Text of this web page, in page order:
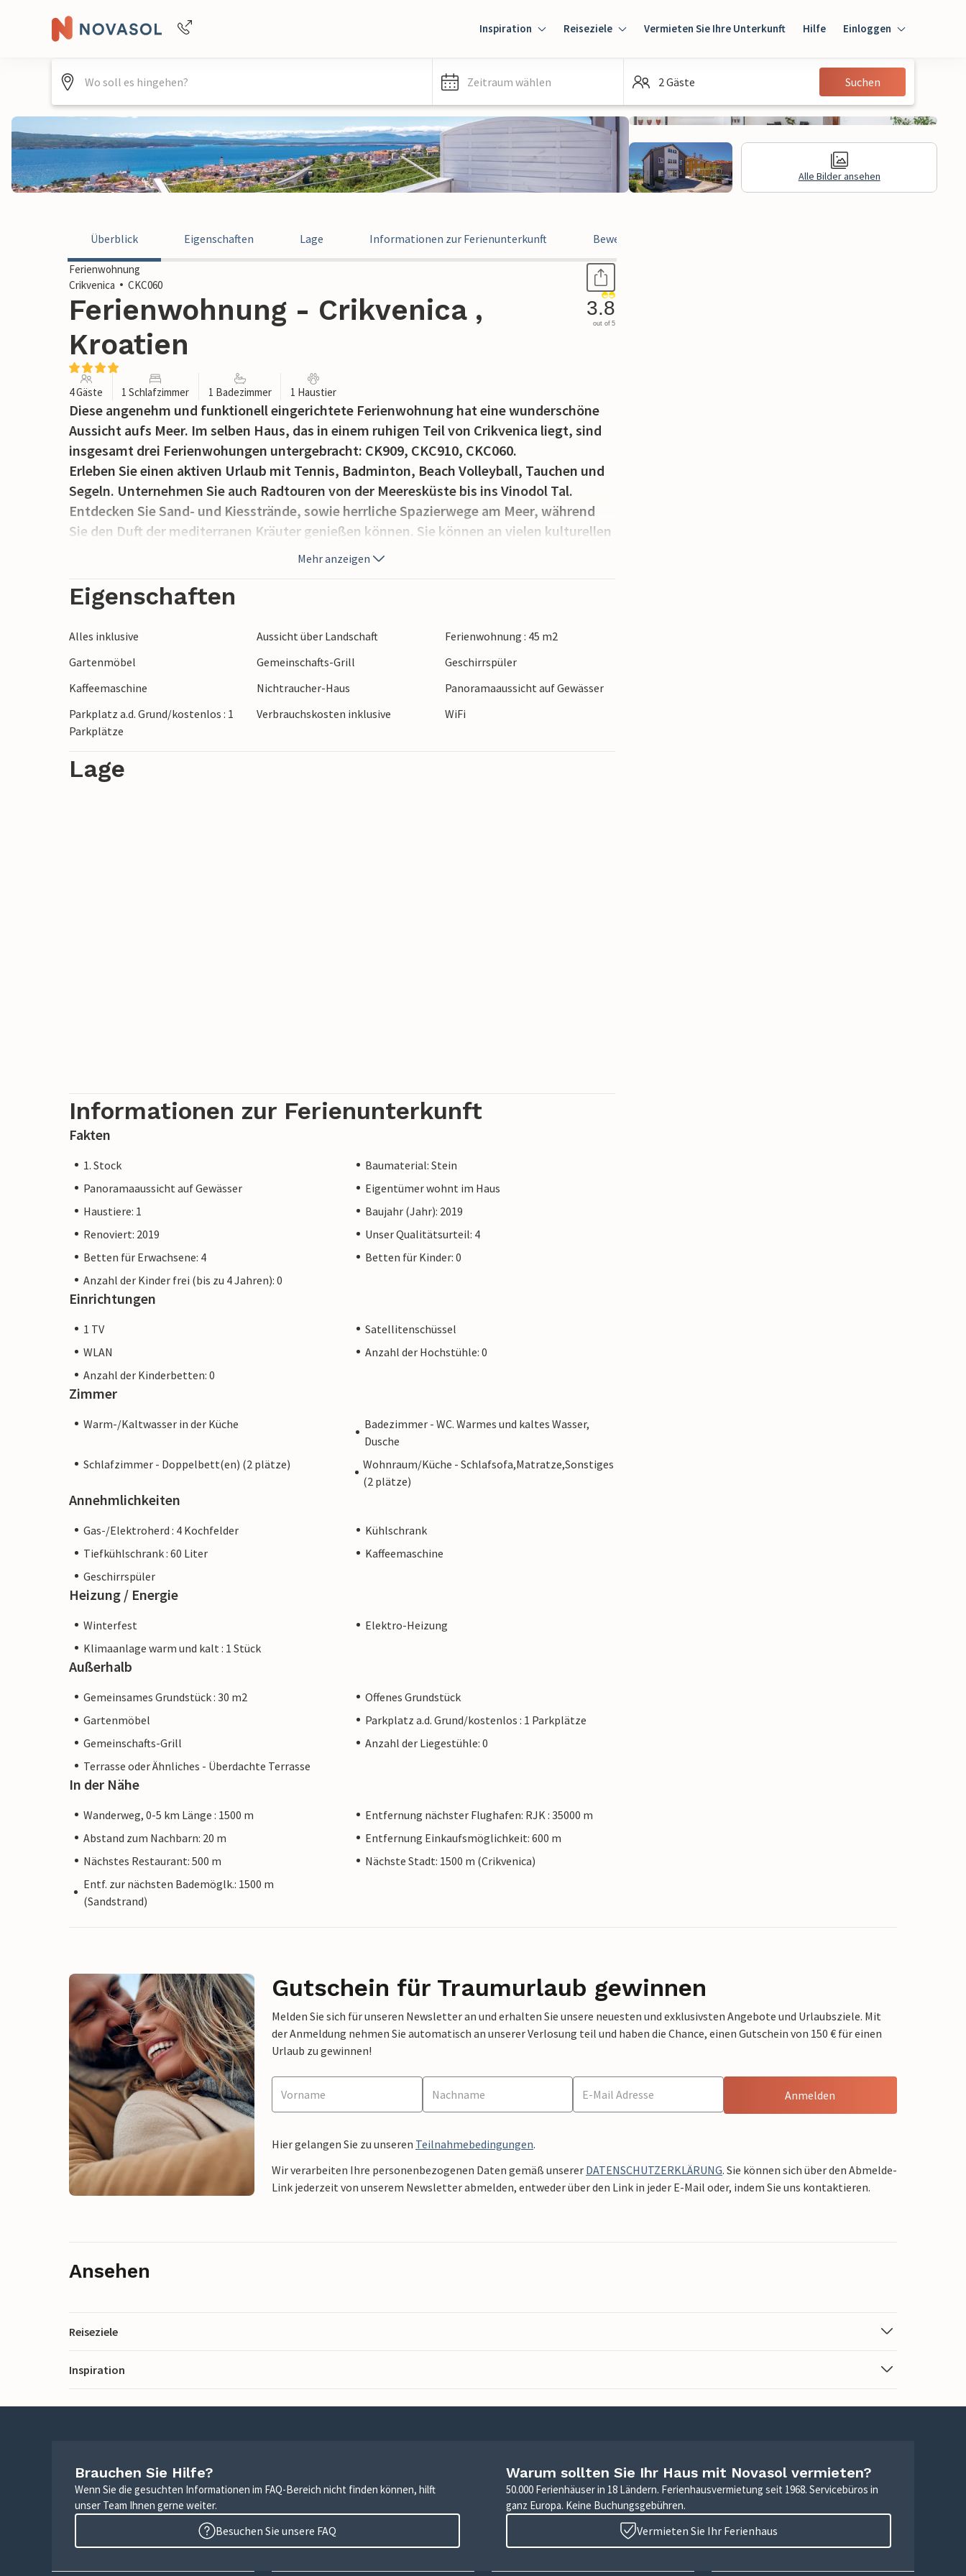
+4940688715475
Inspiration Reiseziele Vermieten Sie Ihre Unterkunft Hilfe Einloggen
Einloggen
Gast
Zeitraum wählen 2 Gäste Suchen
Alle Bilder ansehen
Überblick Eigenschaften Lage Informationen zur Ferienunterkunft Bewertungen
Ferienwohnung
Crikvenica
CKC060
Ferienwohnung - Crikvenica ,
Kroatien
3.8
out of 5
4 Gäste 1 Schlafzimmer 1 Badezimmer 1 Haustier
Diese angenehm und funktionell eingerichtete Ferienwohnung hat eine wunderschöne
Aussicht aufs Meer. Im selben Haus, das in einem ruhigen Teil von Crikvenica liegt, sind
insgesamt drei Ferienwohungen untergebracht: CK909, CKC910, CKC060.
Erleben Sie einen aktiven Urlaub mit Tennis, Badminton, Beach Volleyball, Tauchen und
Segeln. Unternehmen Sie auch Radtouren von der Meeresküste bis ins Vinodol Tal.
Entdecken Sie Sand- und Kiesstrände, sowie herrliche Spazierwege am Meer, während
Sie den Duft der mediterranen Kräuter genießen können. Sie können an vielen kulturellen
Veranstaltungen teilnehmen, die während des Sommers im Ort organisiert werden.
Besuchen Sie auch die Nationalparks Plitwitzer Seen und Risnjak, sowie die herrlichen
Inseln in der Kvarner Bucht.
Mehr anzeigen
Eigenschaften
Alles inklusive Aussicht über Landschaft
Ferienwohnung : 45 m2
Gartenmöbel
Gemeinschafts-Grill
Geschirrspüler
Kaffeemaschine
Nichtraucher-Haus
Panoramaaussicht auf Gewässer
Parkplatz a.d. Grund/kostenlos : 1
Parkplätze
Verbrauchskosten inklusive WiFi
Lage
Informationen zur Ferienunterkunft
Fakten
1. Stock
Baumaterial: Stein
Panoramaaussicht auf Gewässer
Eigentümer wohnt im Haus
Haustiere: 1
Baujahr (Jahr): 2019
Renoviert: 2019
Unser Qualitätsurteil: 4
Betten für Erwachsene: 4
Betten für Kinder: 0
Anzahl der Kinder frei (bis zu 4 Jahren): 0
Einrichtungen
1 TV
Satellitenschüssel
WLAN
Anzahl der Hochstühle: 0
Anzahl der Kinderbetten: 0
Zimmer
Warm-/Kaltwasser in der Küche
Badezimmer - WC. Warmes und kaltes Wasser,
Dusche
Schlafzimmer - Doppelbett(en) (2 plätze)
Wohnraum/Küche - Schlafsofa,Matratze,Sonstiges
(2 plätze)
Annehmlichkeiten
Gas-/Elektroherd : 4 Kochfelder
Kühlschrank
Tiefkühlschrank : 60 Liter
Kaffeemaschine
Geschirrspüler
Heizung / Energie
Winterfest
Elektro-Heizung
Klimaanlage warm und kalt : 1 Stück
Außerhalb
Gemeinsames Grundstück : 30 m2
Offenes Grundstück
Gartenmöbel
Parkplatz a.d. Grund/kostenlos : 1 Parkplätze
Gemeinschafts-Grill
Anzahl der Liegestühle: 0
Terrasse oder Ähnliches - Überdachte Terrasse
In der Nähe
Wanderweg, 0-5 km Länge : 1500 m
Entfernung nächster Flughafen: RJK : 35000 m
Abstand zum Nachbarn: 20 m
Entfernung Einkaufsmöglichkeit: 600 m
Nächstes Restaurant: 500 m
Nächste Stadt: 1500 m (Crikvenica)
Entf. zur nächsten Bademöglk.: 1500 m
(Sandstrand)
Gutschein für Traumurlaub gewinnen
Melden Sie sich für unseren Newsletter an und erhalten Sie unsere neuesten und exklusivsten Angebote und Urlaubsziele. Mit
der Anmeldung nehmen Sie automatisch an unserer Verlosung teil und haben die Chance, einen Gutschein von 150 € für einen
Urlaub zu gewinnen!
Anmelden
Hier gelangen Sie zu unseren Teilnahmebedingungen.
Wir verarbeiten Ihre personenbezogenen Daten gemäß unserer DATENSCHUTZERKLÄRUNG. Sie können sich über den Abmelde-
Link jederzeit von unserem Newsletter abmelden, entweder über den Link in jeder E-Mail oder, indem Sie uns kontaktieren.
Ansehen
Reiseziele
Inspiration
Brauchen Sie Hilfe?
Wenn Sie die gesuchten Informationen im FAQ-Bereich nicht finden können, hilft
unser Team Ihnen gerne weiter.
Besuchen Sie unsere FAQ
Warum sollten Sie Ihr Haus mit Novasol vermieten?
50.000 Ferienhäuser in 18 Ländern. Ferienhausvermietung seit 1968. Servicebüros in
ganz Europa. Keine Buchungsgebühren.
Vermieten Sie Ihr Ferienhaus